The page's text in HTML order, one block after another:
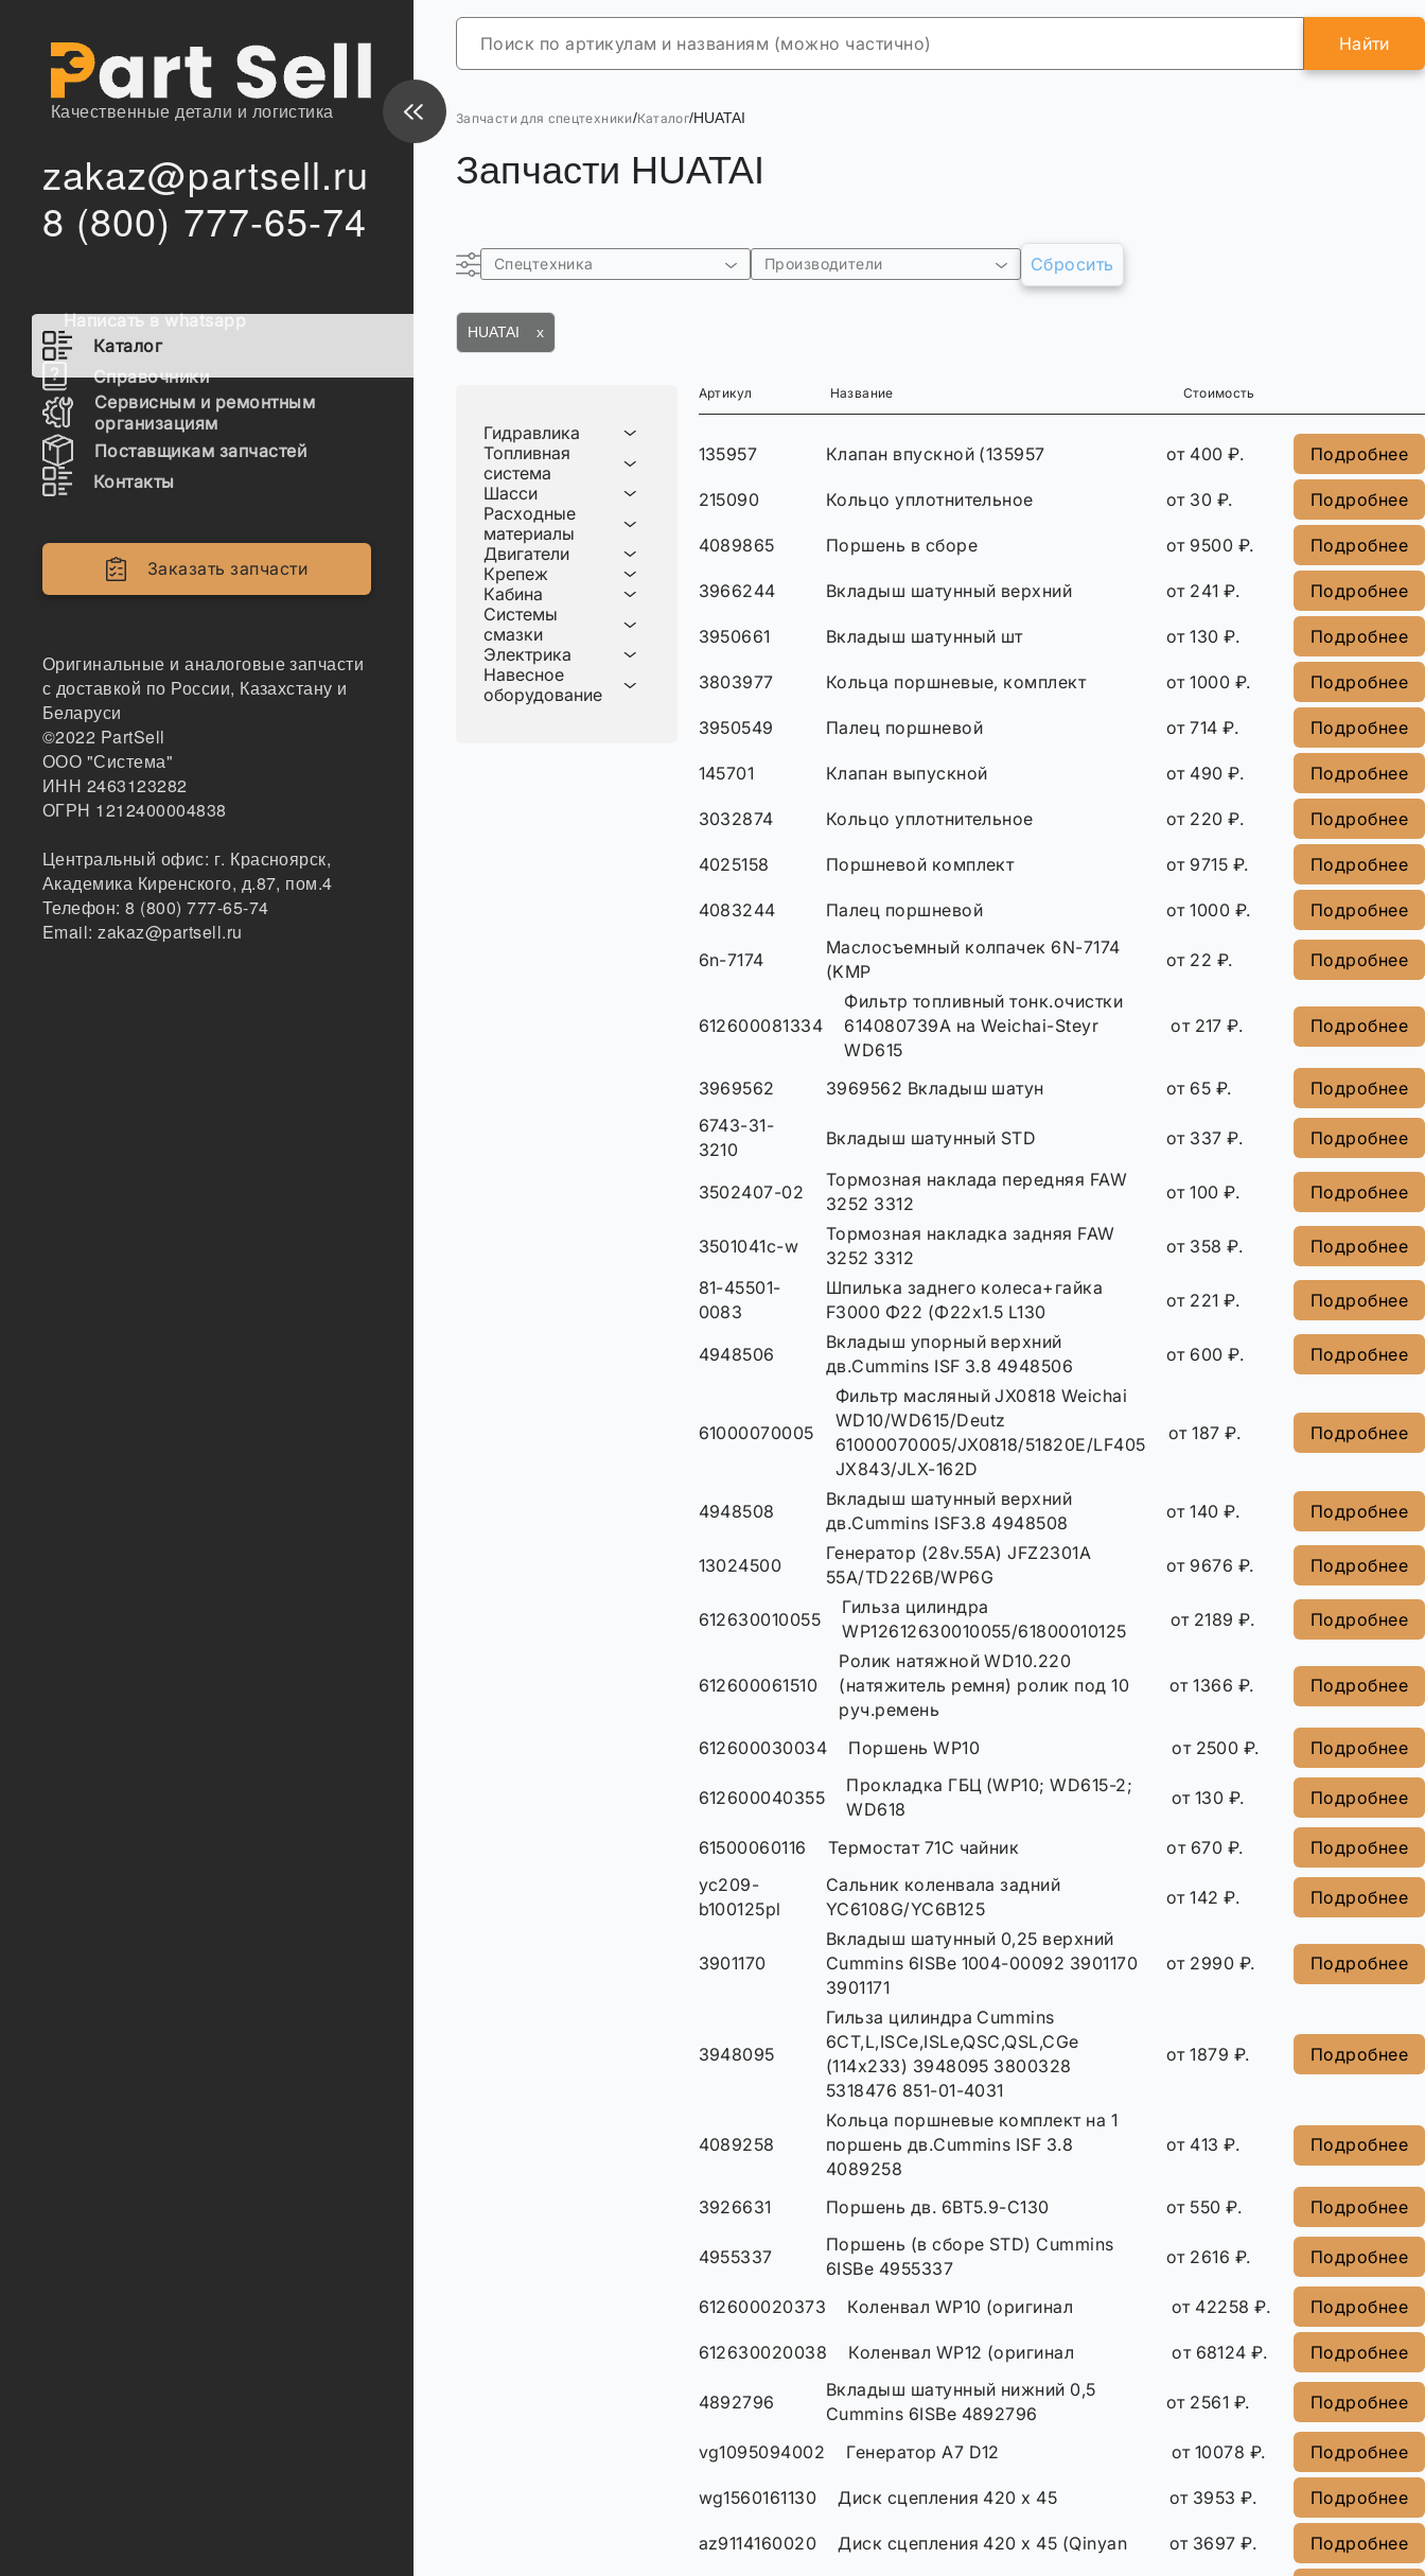
Качественные детали и логистика
zakaz@partsell.ru
8 (800) 777-65-74
Написать в whatsapp
Каталог
Справочники
Сервисным и ремонтным
организациям
Поставщикам запчастей
Контакты
Заказать запчасти
Оригинальные и аналоговые запчасти
с доставкой по России, Казахстану и
Беларуси
©2022 PartSell
ООО "Система"
ИНН 2463123282
ОГРН 1212400004838
Центральный офис: г. Красноярск,
Академика Киренского, д.87, пом.4
Телефон:8 (800) 777-65-74
Email:zakaz@partsell.ru
Найти
Запчасти для спецтехники/Каталог/HUATAI
Запчасти HUATAI
Гидравлика
Топливная
система
Шасси
Расходные
материалы
Двигатели
Крепеж
Кабина
Системы
смазки
Электрика
Навесное
оборудование
Спецтехника Производители Сбросить
HUATAI x
Артикул Название Стоимость
135957 Клапан впускной (135957 от 400 ₽. Подробнее
215090 Кольцо уплотнительное от 30 ₽. Подробнее
4089865 Поршень в сборе от 9500 ₽. Подробнее
3966244 Вкладыш шатунный верхний от 241 ₽. Подробнее
3950661 Вкладыш шатунный шт от 130 ₽. Подробнее
3803977 Кольца поршневые, комплект от 1000 ₽. Подробнее
3950549 Палец поршневой от 714 ₽. Подробнее
145701 Клапан выпускной от 490 ₽. Подробнее
3032874 Кольцо уплотнительное от 220 ₽. Подробнее
4025158 Поршневой комплект от 9715 ₽. Подробнее
4083244 Палец поршневой от 1000 ₽. Подробнее
6n-7174
Маслосъемный колпачек 6N-7174
(KMP
от 22 ₽. Подробнее
612600081334
Фильтр топливный тонк.очистки
614080739A на Weichai-Steyr
WD615
от 217 ₽. Подробнее
3969562 3969562 Вкладыш шатун от 65 ₽.
Подробнее
6743-31-
3210
Вкладыш шатунный STD от 337 ₽. Подробнее
3502407-02
Тормозная наклада передняя FAW
3252 3312
от 100 ₽. Подробнее
3501041c-w
Тормозная накладка задняя FAW
3252 3312
от 358 ₽.
Подробнее
81-45501-
0083
Шпилька заднего колеса+гайка
F3000 Φ22 (Φ22х1.5 L130
от 221 ₽. Подробнее
4948506
Вкладыш упорный верхний
дв.Cummins ISF 3.8 4948506
от 600 ₽. Подробнее
61000070005
Фильтр масляный JX0818 Weichai
WD10/WD615/Deutz
61000070005/JX0818/51820E/LF4054/9.2.95/ST-
JX843/JLX-162D
от 187 ₽. Подробнее
4948508
Вкладыш шатунный верхний
дв.Cummins ISF3.8 4948508
от 140 ₽. Подробнее
13024500
Генератор (28v.55A) JFZ2301A
55А/TD226B/WP6G
от 9676 ₽. Подробнее
612630010055
Гильза цилиндра
WP12612630010055/61800010125
от 2189 ₽. Подробнее
612600061510
Ролик натяжной WD10.220
(натяжитель ремня) ролик под 10
руч.ремень
от 1366 ₽. Подробнее
612600030034 Поршень WP10 от 2500 ₽. Подробнее
612600040355
Прокладка ГБЦ (WP10; WD615-2;
WD618
от 130 ₽. Подробнее
61500060116 Термостат 71С чайник от 670 ₽.
Подробнее
yc209-
b100125pl
Сальник коленвала задний
YC6108G/YC6В125
от 142 ₽. Подробнее
3901170
Вкладыш шатунный 0,25 верхний
Cummins 6ISBe 1004-00092 3901170
3901171
от 2990 ₽. Подробнее
3948095
Гильза цилиндра Cummins
6CT,L,ISCe,ISLe,QSC,QSL,CGe
(114x233) 3948095 3800328
5318476 851-01-4031
от 1879 ₽. Подробнее
4089258
Кольца поршневые комплект на 1
поршень дв.Cummins ISF 3.8
4089258
от 413 ₽. Подробнее
3926631 Поршень дв. 6BT5.9-C130 от 550 ₽. Подробнее
4955337
Поршень (в сборе STD) Cummins
6ISBe 4955337
от 2616 ₽. Подробнее
612600020373 Коленвал WP10 (оригинал от 42258 ₽. Подробнее
612630020038 Коленвал WP12 (оригинал от 68124 ₽. Подробнее
4892796
Вкладыш шатунный нижний 0,5
Cummins 6ISBe 4892796
от 2561 ₽. Подробнее
vg1095094002 Генератор А7 D12 от 10078 ₽. Подробнее
wg1560161130 Диск сцепления 420 х 45 от 3953 ₽. Подробнее
az9114160020 Диск сцепления 420 х 45 (Qinyan от 3697 ₽. Подробнее